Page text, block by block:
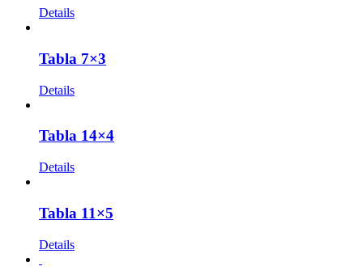
Details
Tabla 7×3
Details
Tabla 14×4
Details
Tabla 11×5
Details